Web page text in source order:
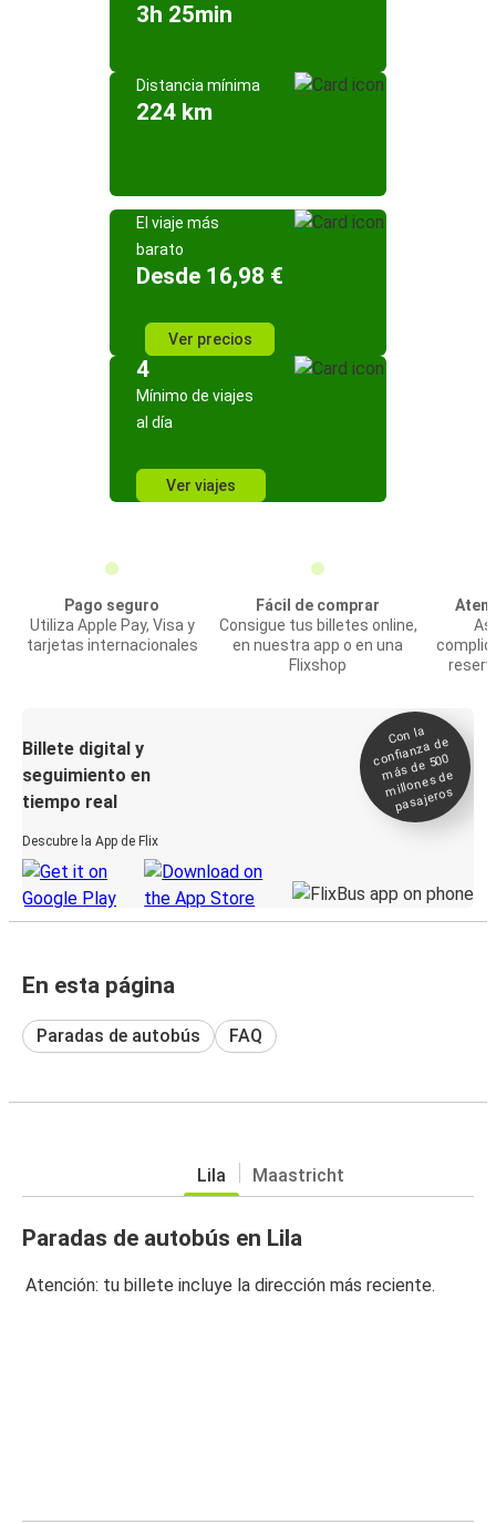
3h 25min
Distancia mínima
224 km
El viaje más
barato
Desde 16,98 €
Ver precios
4
Mínimo de viajes
al día
Ver viajes
Pago seguro
Utiliza Apple Pay, Visa y
tarjetas internacionales
Fácil de comprar
Consigue tus billetes online,
en nuestra app o en una
Flixshop
Billete digital y
seguimiento en
tiempo real
Descubre la App de Flix
Con la
confianza de
más de 500
millones de
pasajeros
En esta página
Paradas de autobús FAQ
Lila Maastricht
Paradas de autobús en Lila
Atención: tu billete incluye la dirección más reciente.